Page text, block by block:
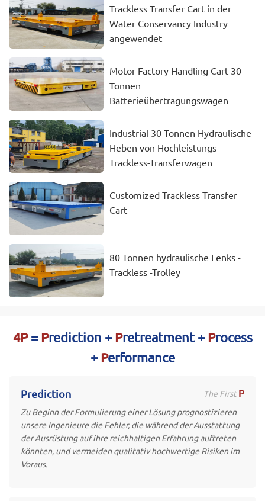
Trackless Transfer Cart in der
Water Conservancy Industry
angewendet
Motor Factory Handling Cart 30
Tonnen
Batterieübertragungswagen
Industrial 30 Tonnen Hydraulische
Heben von Hochleistungs-
Trackless-Transferwagen
Customized Trackless Transfer
Cart
80 Tonnen hydraulische Lenks -
Trackless -Trolley
4P=Prediction +Pretreatment +Process
+Performance
The First P
Prediction
Zu Beginn der Formulierung einer Lösung prognostizieren
unsere Ingenieure die Fehler, die während der Ausstattung
der Ausrüstung auf ihre reichhaltigen Erfahrung auftreten
könnten, und vermeiden qualitativ hochwertige Risiken im
Voraus.